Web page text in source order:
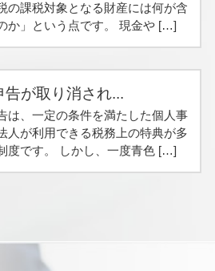
の課税対象となる財産には何が含
か」という点です。 現金や […]
告が取り消され...
は、一定の条件を満たした個人事
人が利用できる税務上の特典が多
度です。 しかし、一度青色 […]